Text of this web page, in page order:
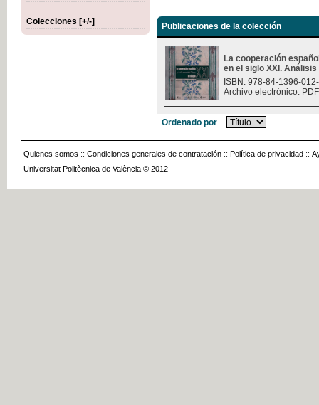
Colecciones [+/-] Publicaciones de la colección
La cooperación
en el siglo XXI.
ISBN: 978-84-1396-
Archivo electrónico.
Ordenado por
Quienes somos :: Condiciones generales de contratación :: Política de privacidad ::
Universitat Politècnica de València © 2012